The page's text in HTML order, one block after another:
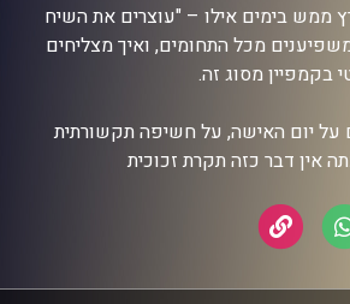
ממש בימים אילו – "עוצרים את השיח
מכל התחומים, ואיך מצליחים
בקמפיין מסוג זה.
על יום האישה, על חשיפה תקשורתית
אין דבר כזה תקרת זכוכית